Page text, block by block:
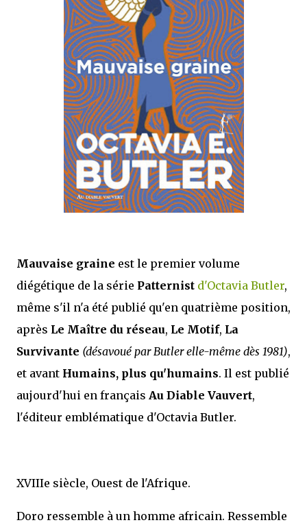
satisfaits, bien sûr...
Mauvaise graine est le premier volume
diégétique de la série Patternist d'Octavia Butler,
même s'il n'a été publié qu'en quatrième position,
après Le Maître du réseau, Le Motif, La
Survivante (désavoué par Butler elle-même dès 1981),
et avant Humains, plus qu'humains. Il est publié
aujourd'hui en français Au Diable Vauvert,
l'éditeur emblématique d'Octavia Butler.
XVIIIe siècle, Ouest de l'Afrique.
Doro ressemble à un homme africain. Ressemble